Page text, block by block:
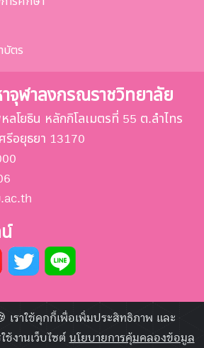
ตร
จุฬาลงกรณราชวิทยาลัย
โยธิน หลักกิโลเมตรที่ 55 ต.ลำไทร
อยุธยา 13170
เราใช้คุกกี้เพื่อเพิ่มประสิทธิภาพ และ
งานเว็บไซต์ นโยบายการคุ้มคลองข้อมูล